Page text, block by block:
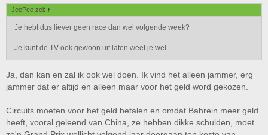
JeePee zei: ↑
Je hebt dus liever geen race dan wel volgende week?
Je kunt de TV ook gewoon uit laten weet je wel.
Ja, dan kan en zal ik ook wel doen. Ik vind het alleen jammer, erg
jammer dat er altijd en alleen maar voor het geld word gekozen.
Circuits moeten voor het geld betalen en omdat Bahrein meer geld
heeft, vooral geleend van China, ze hebben dikke schulden, moet